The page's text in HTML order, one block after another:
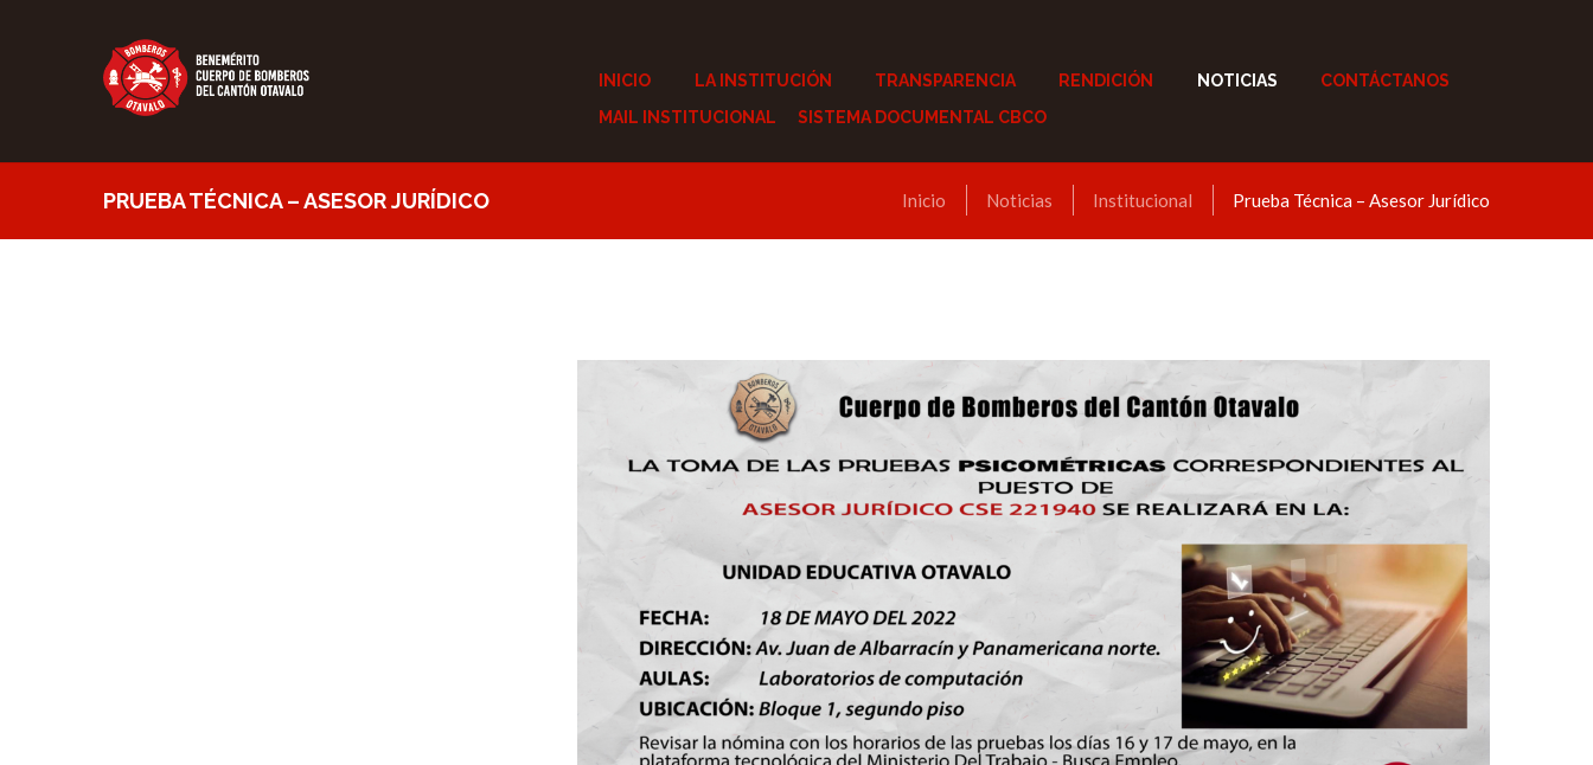
INICIO LA INSTITUCIÓN TRANSPARENCIA RENDICIÓN NOTICIAS
CONTÁCTANOS
MAIL INSTITUCIONAL
SISTEMA DOCUMENTAL CBCO
PRUEBA TÉCNICA – ASESOR JURÍDICO Inicio Noticias Institucional Prueba Técnica – Asesor Jurídico